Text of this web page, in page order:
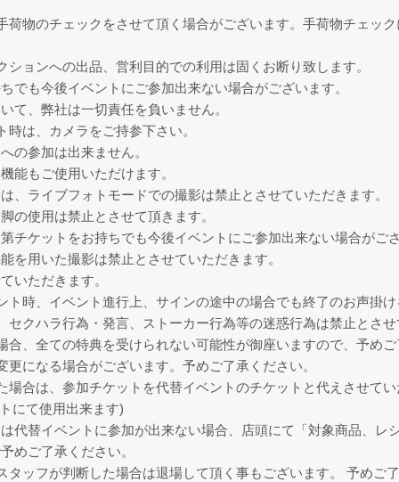
荷物のチェックをさせて頂く場合がございます。手荷物チェッ
ョンへの出品、営利目的での利用は固くお断り致します。
でも今後イベントにご参加出来ない場合がございます。
て、弊社は一切責任を負いません。
は、カメラをご持参下さい。
の参加は出来ません。
能もご使用いただけます。
、ライブフォトモードでの撮影は禁止とさせていただきます。
の使用は禁止とさせて頂きます。
チケットをお持ちでも今後イベントにご参加出来ない場合がご
を用いた撮影は禁止とさせていただきます。
いただきます。
ト時、イベント進行上、サインの途中の場合でも終了のお声掛
セクハラ行為・発言、ストーカー行為等の迷惑行為は禁止とさ
合、全ての特典を受けられない可能性が御座いますので、予め
になる場合がございます。予めご了承ください。
場合は、参加チケットを代替イベントのチケットと代えさせて
にて使用出来ます)
代替イベントに参加が出来ない場合、店頭にて「対象商品、レ
めご了承ください。
タッフが判断した場合は退場して頂く事もございます。 予めご